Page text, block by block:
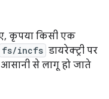
कृपया किसी एक
fs/incfs डायरेक्ट्री पर
आसानी से लागू हो जाते